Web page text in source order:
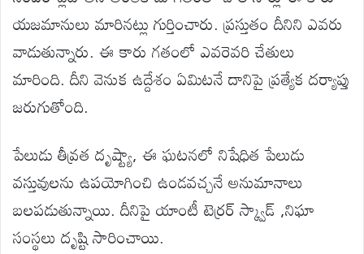
యజమానులు మారినట్లు గుర్తించారు. ప్రస్తుతం దీనిని ఎవరు
వాడుతున్నారు. ఈ కారు గతంలో ఎవరెవరి చేతులు
మారింది. దీని వెనుక ఉద్దేశం ఏమిటనే దానిపై ప్రత్యేక దర్యాప్తు
జరుగుతోంది.
పేలుడు తీవ్రత దృష్ట్యా, ఈ ఘటనలో నిషేధిత పేలుడు
వస్తువులను ఉపయోగించి ఉండవచ్చనే అనుమానాలు
బలపడుతున్నాయి. దీనిపై యాంటీ టెర్రర్ స్క్వాడ్‌ ,నిఘా
సంస్థలు దృష్టి సారించాయి.